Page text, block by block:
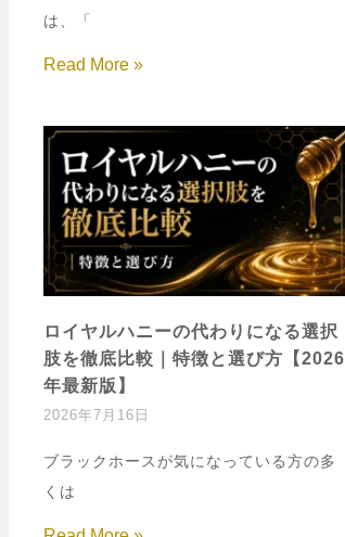
は、「
Read More »
ロイヤルハニーの代わりになる選択
肢を徹底比較｜特徴と選び方【2026
年最新版】
2026年7月16日
ブラックホースが気になっている方の多
くは